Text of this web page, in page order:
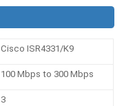
Cisco ISR4331/K9
100 Mbps to 300 Mbps
3